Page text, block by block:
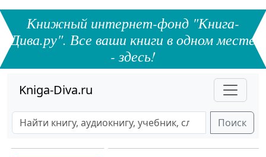
Книжный интернет-фонд "Книга-
Дива.ру". Все ваши книги в одном месте
- здесь!
Kniga-Diva.ru
Поиск